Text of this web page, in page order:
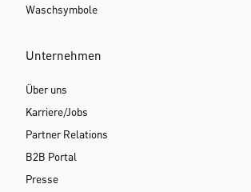
Waschsymbole
Unternehmen
Über uns
Karriere/Jobs
Partner Relations
B2B Portal
Presse